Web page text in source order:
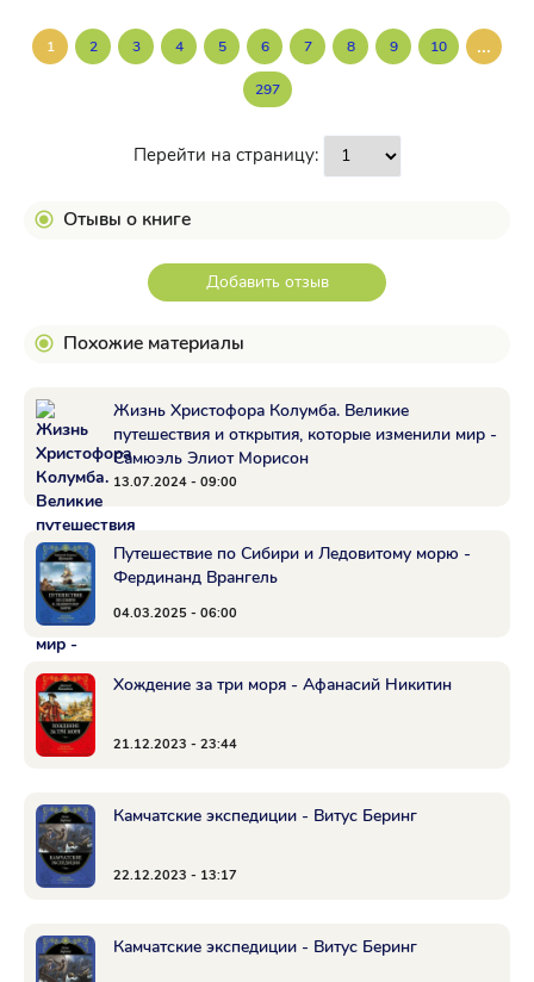
1 2 3 4 5 6 7 8 9 10 ...
297
Перейти на страницу:
Отывы о книге
Добавить отзыв
Похожие материалы
Жизнь Христофора Колумба. Великие
путешествия и открытия, которые изменили мир -
Самюэль Элиот Морисон
13.07.2024 - 09:00
Путешествие по Сибири и Ледовитому морю -
Фердинанд Врангель
04.03.2025 - 06:00
Хождение за три моря - Афанасий Никитин
21.12.2023 - 23:44
Камчатские экспедиции - Витус Беринг
22.12.2023 - 13:17
Камчатские экспедиции - Витус Беринг